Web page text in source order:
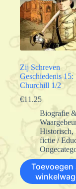
Zij Schreven
Geschiedenis 15:
Churchill 1/2
€11.25
Biografie
Historisch,
fictie /
Toevoegen